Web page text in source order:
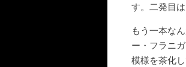
す。二発目
もう一本な
ー・フラニ
模様を茶化